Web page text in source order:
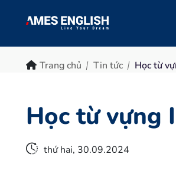
Trang chủ Tin tức Học từ
Học từ vựng
thứ hai, 30.09.2024